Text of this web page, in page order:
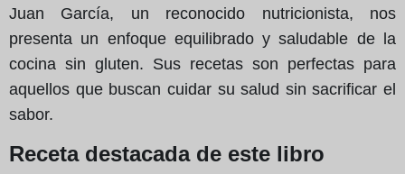
Juan García, un reconocido nutricionista, nos
presenta un enfoque equilibrado y saludable de la
cocina sin gluten. Sus recetas son perfectas para
aquellos que buscan cuidar su salud sin sacrificar el
sabor.
Receta destacada de este libro